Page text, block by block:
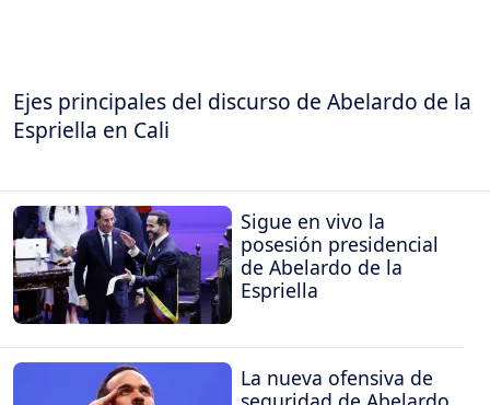
Ejes principales del discurso de Abelardo de la
Espriella en Cali
Sigue en vivo la
posesión presidencial
de Abelardo de la
Espriella
La nueva ofensiva de